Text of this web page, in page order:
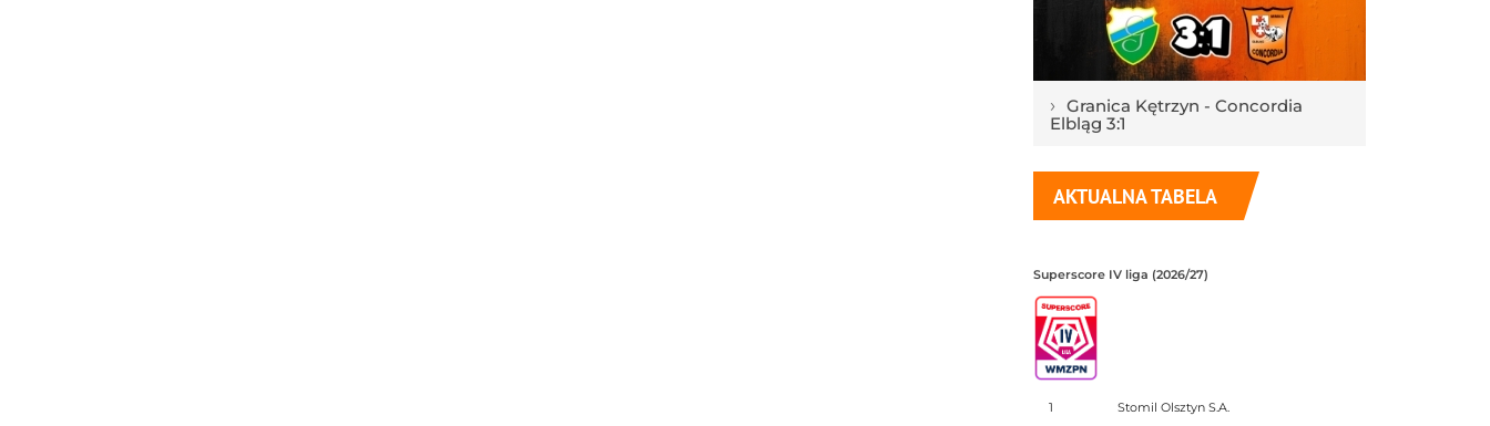
› Granica Kętrzyn - Concordia
Elbląg 3:1
AKTUALNA TABELA
Superscore IV liga (2026/27)
1
Stomil Olsztyn S.A.